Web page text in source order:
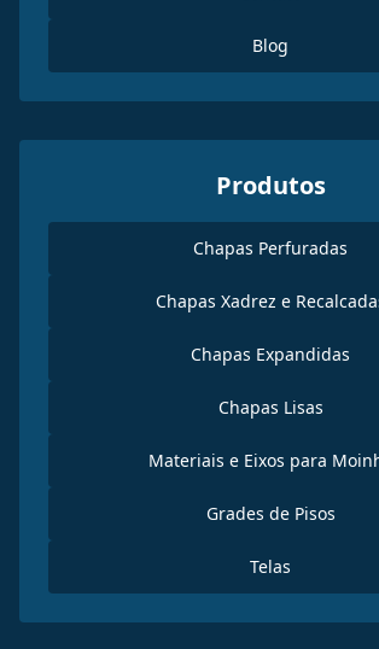
Blog
Produtos
Chapas Perfuradas
Chapas Xadrez e
Chapas Expandidas
Chapas Lisas
Materiais e Eixos para
Grades de Pisos
Telas